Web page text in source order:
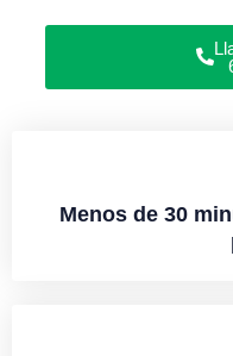
Menos de 30